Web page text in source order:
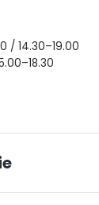
/ 14.30–19.00